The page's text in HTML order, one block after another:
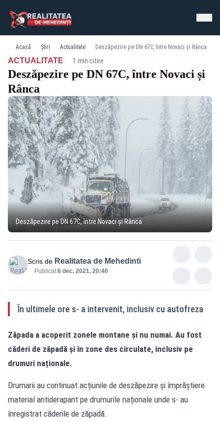
Acasă Știri Actualitate Deszăpezire pe DN 67C, între Novaci și Rânca
ACTUALITATE· 1 min citire
Deszăpezire pe DN 67C, între Novaci și
Rânca
Deszăpezire pe DN 67C, între Novaci și Rânca
Scris de Realitatea de Mehedinti
Publicat:6 dec. 2021, 20:40
În ultimele ore s- a intervenit, inclusiv cu autofreza
Zăpada a acoperit zonele montane și nu numai. Au fost
căderi de zăpadă și în zone des circulate, inclusiv pe
drumuri naționale.
Drumarii au continuat acțiunile de deszăpezire și împrăștiere
material antiderapant pe drumurile naționale unde s- au
înregistrat căderile de zăpadă.